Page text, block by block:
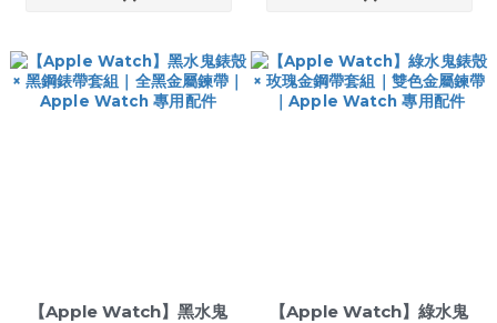
【Apple Watch】黑水鬼
【Apple Watch】綠水鬼